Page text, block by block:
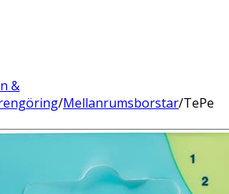
&
/Mellanrumsborstar/TePe